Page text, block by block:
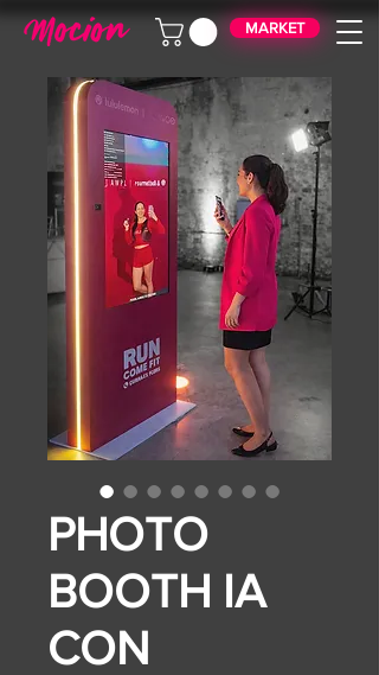
MARKET
PHOTO
BOOTH IA
CON